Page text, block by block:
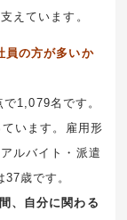
えています。
員の方が多いか
1,079名です。
います。雇用形
ルバイト・派遣
歳です。
、自分に関わる